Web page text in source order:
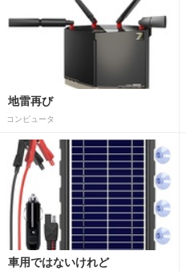
地雷再び
コンピュータ
車用ではないけれど